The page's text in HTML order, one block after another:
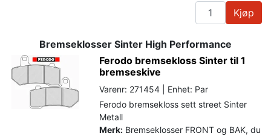
Kjøp
Bremseklosser Sinter High Performance
Ferodo bremsekloss Sinter til 1
bremseskive
Varenr: 271454 | Enhet: Par
Ferodo bremsekloss sett street Sinter
Metall
Merk: Bremseklosser FRONT og BAK, du